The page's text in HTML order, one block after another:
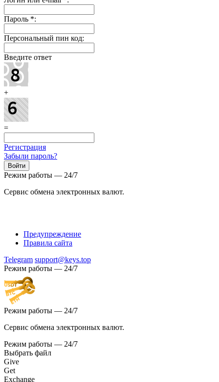
Пароль *:
Персональный пин код:
Введите ответ
+
=
Регистрация
Забыли пароль?
Режим работы — 24/7
Сервис обмена электронных валют.
Предупреждение
Правила сайта
Telegram support@keys.top
Режим работы — 24/7
Режим работы — 24/7
Сервис обмена электронных валют.
Режим работы — 24/7
Выбрать файл
Give
Get
Exchange